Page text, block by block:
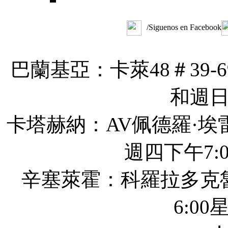
/Siguenos en Facebook
巴蘭基亞：卡萊48＃39-
和週
卡塔赫納：AV佩德羅·
週四下午
辛塞萊霍：科羅拉多
6:00